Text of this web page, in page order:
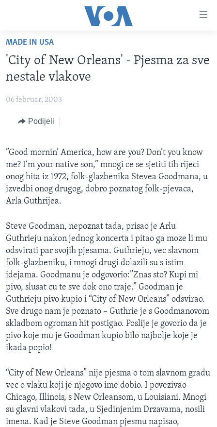
glavni
sadržaj
na
glavnu
TV PROGRAM
VIDEO
VIJESTI
SJEDINJENE AMERIČKE DRŽAVE
SVIJET
NAUKA I TEHNOLOGIJA
KORUPCIJA
SLOBODA MEDIJA
ŽENSKA STRANA
IZBJEGLIČKA STRANA
MAGAZIN
O GLASU AMERIKE
Learning English
PRATITE NAS
Jezici
MADE IN USA
'City of New Orleans' - Pjesma za sve
nestale vlakove
06 februar, 2003
Podijeli
”Good mornin’ America, how are you? Don’t you know
me? I‘m your native son,” mnogi ce se sjetiti tih rijeci
onog hita iz 1972, folk-glazbenika Stevea Goodmana, u
izvedbi onog drugog, dobro poznatog folk-pjevaca,
Arla Guthrijea.
Steve Goodman, nepoznat tada, prisao je Arlu
Guthrieju nakon jednog koncerta i pitao ga moze li mu
odsvirati par svojih pjesama. Guthrieju, vec slavnom
folk-glazbeniku, i mnogi drugi dolazili su s istim
idejama. Goodmanu je odgovorio:”Znas sto? Kupi mi
pivo, slusat cu te sve dok ono traje.” Goodman je
Guthrieju pivo kupio i “City of New Orleans” odsvirao.
Sve drugo nam je poznato – Guthrie je s Goodmanovom
skladbom ogroman hit postigao. Poslije je govorio da je
pivo koje mu je Goodman kupio bilo najbolje koje je
ikada popio!
“City of New Orleans” nije pjesma o tom slavnom gradu
vec o vlaku koji je njegovo ime dobio. I povezivao
Chicago, Illinois, s New Orleansom, u Louisiani. Mnogi
su glavni vlakovi tada, u Sjedinjenim Drzavama, nosili
imena. Kad je Steve Goodman pjesmu napisao,